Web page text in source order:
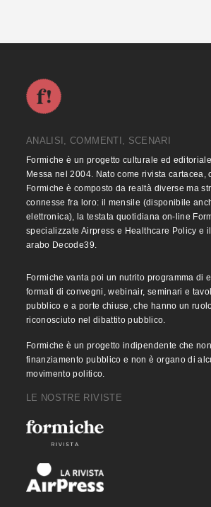
ANALISI, COMMENTI, SCENARI
Formiche è un progetto culturale ed
Messa nel 2004. Nato come rivista cartacea,
Formiche è composto da realtà diverse ma
connesse fra loro: il mensile (disponibile
elettronica), la testata quotidiana on-line
specializzate Airpress e Healthcare Policy e
arabo Decode39.
Formiche vanta poi un nutrito programma di
formati di convegni, webinair, seminari e
pubblico e a porte chiuse, che hanno un
riconosciuto nel dibattito pubblico.
Formiche è un progetto indipendente che
finanziamento pubblico e non è organo di
movimento politico.
LE NOSTRE RIVISTE